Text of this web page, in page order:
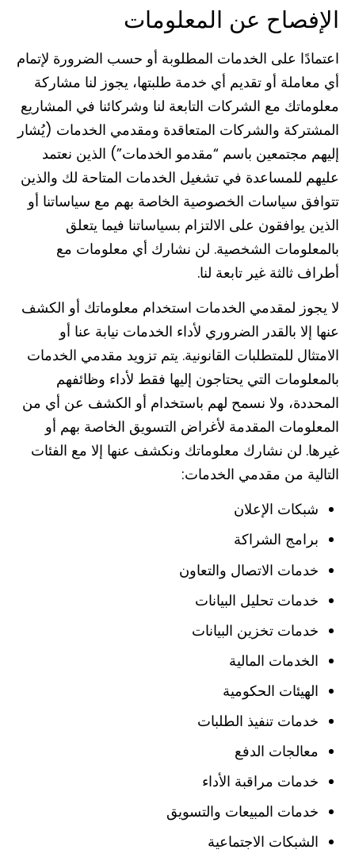
الإفصاح عن المعلومات
اعتمادًا على الخدمات المطلوبة أو حسب الضرورة لإتمام
أي معاملة أو تقديم أي خدمة طلبتها، يجوز لنا مشاركة
معلوماتك مع الشركات التابعة لنا وشركائنا في المشاريع
المشتركة والشركات المتعاقدة ومقدمي الخدمات (يُشار
إليهم مجتمعين باسم “مقدمو الخدمات”) الذين نعتمد
عليهم للمساعدة في تشغيل الخدمات المتاحة لك والذين
تتوافق سياسات الخصوصية الخاصة بهم مع سياساتنا أو
الذين يوافقون على الالتزام بسياساتنا فيما يتعلق
بالمعلومات الشخصية. لن نشارك أي معلومات مع
أطراف ثالثة غير تابعة لنا.
لا يجوز لمقدمي الخدمات استخدام معلوماتك أو الكشف
عنها إلا بالقدر الضروري لأداء الخدمات نيابة عنا أو
الامتثال للمتطلبات القانونية. يتم تزويد مقدمي الخدمات
بالمعلومات التي يحتاجون إليها فقط لأداء وظائفهم
المحددة، ولا نسمح لهم باستخدام أو الكشف عن أي من
المعلومات المقدمة لأغراض التسويق الخاصة بهم أو
غيرها. لن نشارك معلوماتك ونكشف عنها إلا مع الفئات
التالية من مقدمي الخدمات:
شبكات الإعلان
برامج الشراكة
خدمات الاتصال والتعاون
خدمات تحليل البيانات
خدمات تخزين البيانات
الخدمات المالية
الهيئات الحكومية
خدمات تنفيذ الطلبات
معالجات الدفع
خدمات مراقبة الأداء
خدمات المبيعات والتسويق
الشبكات الاجتماعية